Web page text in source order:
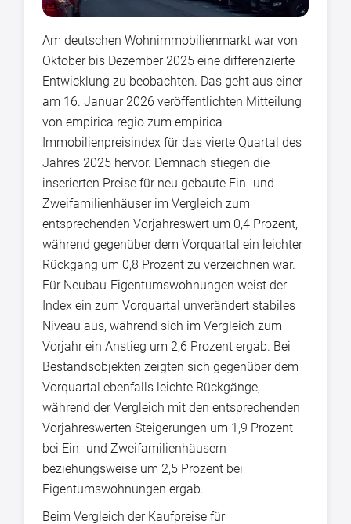
Am deutschen Wohnimmobilienmarkt war von
Oktober bis Dezember 2025 eine differenzierte
Entwicklung zu beobachten. Das geht aus einer
am 16. Januar 2026 veröffentlichten Mitteilung
von empirica regio zum empirica
Immobilienpreisindex für das vierte Quartal des
Jahres 2025 hervor. Demnach stiegen die
inserierten Preise für neu gebaute Ein- und
Zweifamilienhäuser im Vergleich zum
entsprechenden Vorjahreswert um 0,4 Prozent,
während gegenüber dem Vorquartal ein leichter
Rückgang um 0,8 Prozent zu verzeichnen war.
Für Neubau-Eigentumswohnungen weist der
Index ein zum Vorquartal unverändert stabiles
Niveau aus, während sich im Vergleich zum
Vorjahr ein Anstieg um 2,6 Prozent ergab. Bei
Bestandsobjekten zeigten sich gegenüber dem
Vorquartal ebenfalls leichte Rückgänge,
während der Vergleich mit den entsprechenden
Vorjahreswerten Steigerungen um 1,9 Prozent
bei Ein- und Zweifamilienhäusern
beziehungsweise um 2,5 Prozent bei
Eigentumswohnungen ergab.
Beim Vergleich der Kaufpreise für